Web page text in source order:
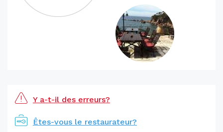
Y a-t-il des erreurs?
Êtes-vous le restaurateur?